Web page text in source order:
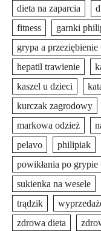
dieta na zaparcia
fitness
garnki
grypa a przeziębienie
hepatil trawienie
kaszel u dzieci
kurczak zagrodowy
markowa odzież
pelavo
philipiak
powikłania po grypie
sukienka na wesele
trądzik
zdrowa dieta